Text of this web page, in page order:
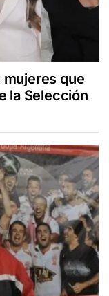
mujeres que
la Selección